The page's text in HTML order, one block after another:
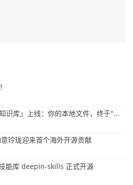
重磅更新！小U同学「全局知识库」上线：你的本地文件，终于"活"起来了
玲珑迎来首个海外开源贡献
能库 deepin-skills 正式开源